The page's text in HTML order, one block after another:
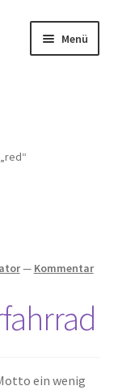
Menü
öffnen
— Kommentar
ein wenig